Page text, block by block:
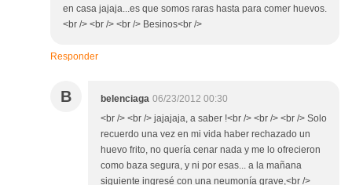
en casa jajaja...es que somos raras hasta para comer huevos.
<br /> <br /> <br /> Besinos<br />
Responder
B belenciaga 06/23/2012 00:30
<br /> <br /> jajajaja, a saber !<br /> <br /> <br /> Solo
recuerdo una vez en mi vida haber rechazado un
huevo frito, no quería cenar nada y me lo ofrecieron
como baza segura, y ni por esas... a la mañana
siguiente ingresé con una neumonía grave,<br />